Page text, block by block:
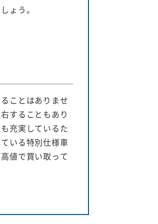
ょう。
ことはありませ
することもあり
充実しているた
いる特別仕様車
値で買い取って